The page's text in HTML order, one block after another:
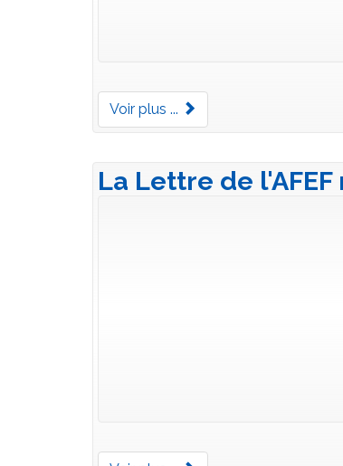
Voir plus ...
La Lettre de l'AFEF